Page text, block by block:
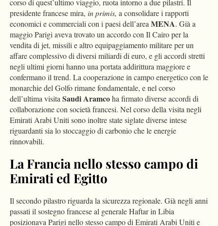
corso di quest’ultimo viaggio, ruota intorno a due pilastri. Il
presidente francese mira, in primis, a consolidare i rapporti
economici e commerciali con i paesi dell’areaMENA. Già a
maggio Parigi aveva trovato un accordo con Il Cairo per la
vendita di jet, missili e altro equipaggiamento militare per un
affare complessivo di diversi miliardi di euro, e gli accordi stretti
negli ultimi giorni hanno una portata addirittura maggiore e
confermano il trend. La cooperazione in campo energetico con le
monarchie del Golfo rimane fondamentale, e nel corso
dell’ultima visitaSaudi Aramcoha firmato diverse accordi di
collaborazione con società francesi. Nel corso della visita negli
Emirati Arabi Uniti sono inoltre state siglate diverse intese
riguardanti sia lo stoccaggio di carbonio che le energie
rinnovabili.
La Francia nello stesso campo di
Emirati ed Egitto
Il secondo pilastro riguarda la sicurezza regionale. Già negli anni
passati il sostegno francese al generale Haftar in Libia
posizionava Parigi nello stesso campo di Emirati Arabi Uniti e